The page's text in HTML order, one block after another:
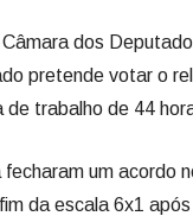
dos
pretende votar o
de trabalho de 44
um acordo
da escala 6x1